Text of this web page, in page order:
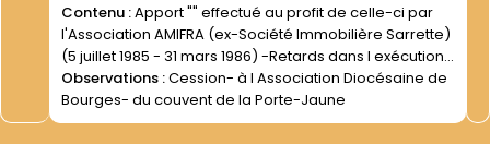
Contenu :Apport "" effectué au profit de celle-ci par
l'Association AMIFRA (ex-Société Immobilière Sarrette)
(5 juillet 1985 - 31 mars 1986) -Retards dans l exécution
de cet "" apport "" (27 avril 1987- 25 mars 1988)
Observations :Cession- à l Association Diocésaine de
Bourges- du couvent de la Porte-Jaune